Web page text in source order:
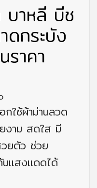
บาหลี บีช
ดกระบัง
ราคา
ใช้ผ้าม่านลวด
งาม สดใส มี
วยตัว ช่วย
แสงแดดได้